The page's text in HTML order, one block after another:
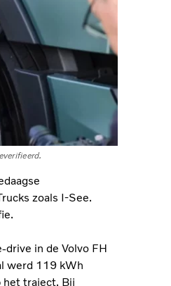
zoals I-See.
in de Volvo FH
werd 119 kWh
het traject. Bij